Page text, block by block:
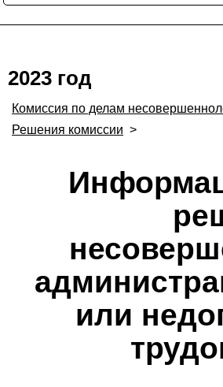
2023 год
Комиссия по делам
Решения комиссии >
или